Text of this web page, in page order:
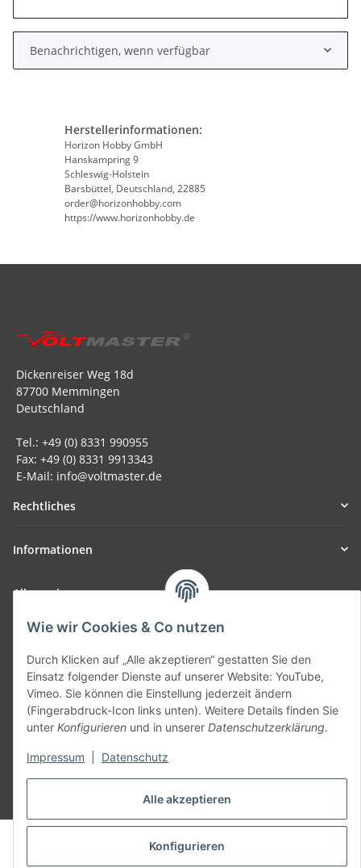
Alle akzeptieren
Konfigurieren
Wie wir Cookies & Co nutzen
Durch Klicken auf „Alle akzeptieren“ gestatten Sie den
Einsatz folgender Dienste auf unserer Website: YouTube,
Vimeo. Sie können die Einstellung jederzeit ändern
(Fingerabdruck-Icon links unten). Weitere Details finden Sie
unter Konfigurieren und in unserer Datenschutzerklärung.
Impressum Datenschutz
Benachrichtigen, wenn verfügbar
Herstellerinformationen:
Horizon Hobby GmbH
Hanskampring 9
Schleswig-Holstein
Barsbüttel, Deutschland, 22885
order@horizonhobby.com
https://www.horizonhobby.de
Dickenreiser Weg 18d
87700 Memmingen
Deutschland
Tel.: +49 (0) 8331 990955
Fax: +49 (0) 8331 9913343
E-Mail: info@voltmaster.de
Rechtliches
Informationen
Allgemein
Teil unseres Netzwerks:
SmoliTec - Safety. Simplified. Worldwide. ( B2B Shop )
Vertrag widerrufen
* Alle Preise inkl. gesetzlicher USt., zzgl.Versand
© voltmaster.de
Powered byJTL-Shop